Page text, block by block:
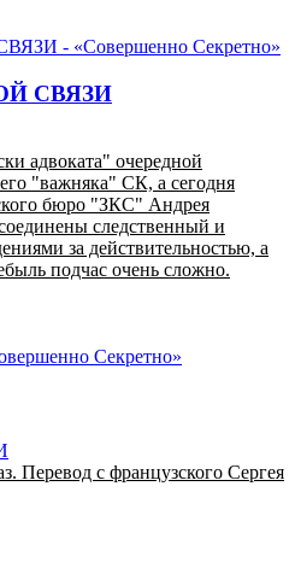
СВЯЗИ
адвоката" очередной
"важняка" СК, а сегодня
бюро "ЗКС" Андрея
следственный и
за действительностью, а
подчас очень сложно.
Перевод с французского Сергея